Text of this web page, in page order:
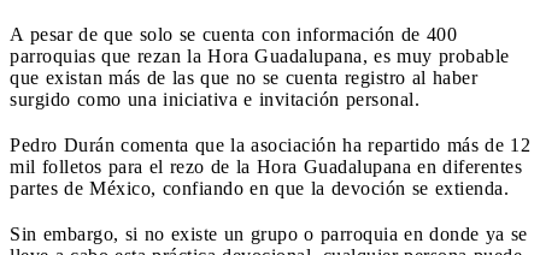
A pesar de que solo se cuenta con información de 400
parroquias que rezan la Hora Guadalupana, es muy probable
que existan más de las que no se cuenta registro al haber
surgido como una iniciativa e invitación personal.
Pedro Durán comenta que la asociación ha repartido más de 12
mil folletos para el rezo de la Hora Guadalupana en diferentes
partes de México, confiando en que la devoción se extienda.
Sin embargo, si no existe un grupo o parroquia en donde ya se